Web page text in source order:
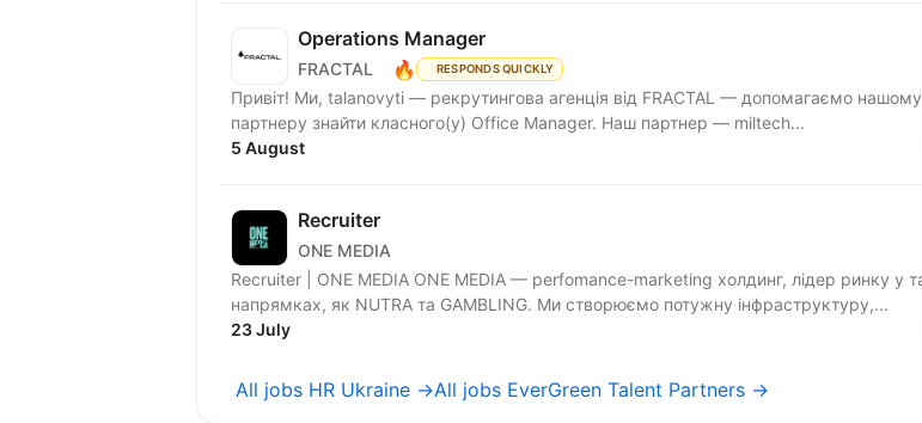
Operations Manager
FRACTAL 🔥 RESPONDS QUICKLY
Привіт! Ми, talanovyti — рекрутингова агенція від FRACTAL — допомагаємо нашому
партнеру знайти класного(у) Office Manager. Наш партнер — miltech...
5 August
Recruiter
ONE MEDIA
Recruiter | ONE MEDIA ONE MEDIA — perfomance-marketing холдинг, лідер ринку у таких
напрямках, як NUTRA та GAMBLING. Ми створюємо потужну інфраструктуру,...
23 July
All jobs HR Ukraine →All jobs EverGreen Talent Partners →